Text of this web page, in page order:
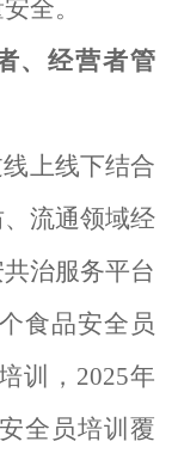
全。
、经营者管
上线下结合
流通领域经
治服务平台
食品安全员
训，2025年
全员培训覆